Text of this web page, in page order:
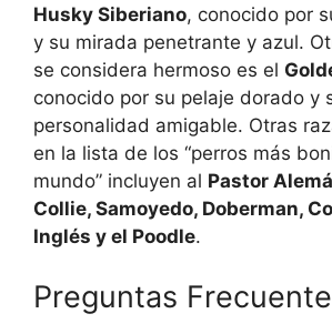
Husky Siberiano, conocido por
y su mirada penetrante y azul.
se considera hermoso es el
conocido por su pelaje dorado y
personalidad amigable. Otras
en la lista de los “perros más
mundo” incluyen al Pastor
Collie, Samoyedo, Doberman,
Inglés y el Poodle.
Preguntas